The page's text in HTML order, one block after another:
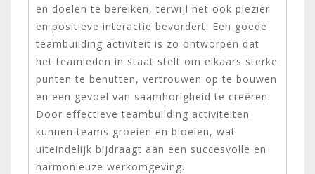
en doelen te bereiken, terwijl het ook plezier
en positieve interactie bevordert. Een goede
teambuilding activiteit is zo ontworpen dat
het teamleden in staat stelt om elkaars sterke
punten te benutten, vertrouwen op te bouwen
en een gevoel van saamhorigheid te creëren.
Door effectieve teambuilding activiteiten
kunnen teams groeien en bloeien, wat
uiteindelijk bijdraagt aan een succesvolle en
harmonieuze werkomgeving.